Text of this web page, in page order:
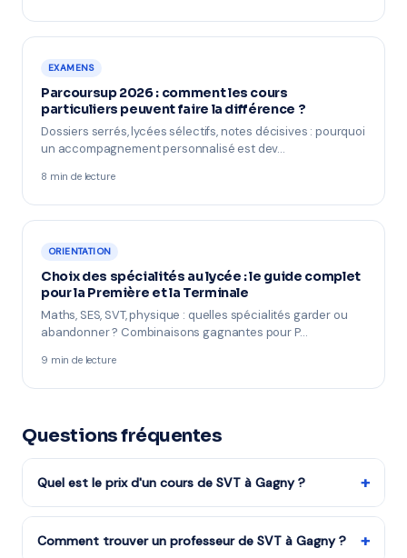
EXAMENS
Parcoursup 2026 : comment les cours
particuliers peuvent faire la différence ?
Dossiers serrés, lycées sélectifs, notes décisives : pourquoi
un accompagnement personnalisé est dev…
8 min de lecture
ORIENTATION
Choix des spécialités au lycée : le guide complet
pour la Première et la Terminale
Maths, SES, SVT, physique : quelles spécialités garder ou
abandonner ? Combinaisons gagnantes pour P…
9 min de lecture
Questions fréquentes
Quel est le prix d'un cours de SVT à Gagny ? +
Les tarifs dépendent de la matière, du niveau et de la
formule choisie. Notre organisme partenaire est agréé
Comment trouver un professeur de SVT à Gagny ? +